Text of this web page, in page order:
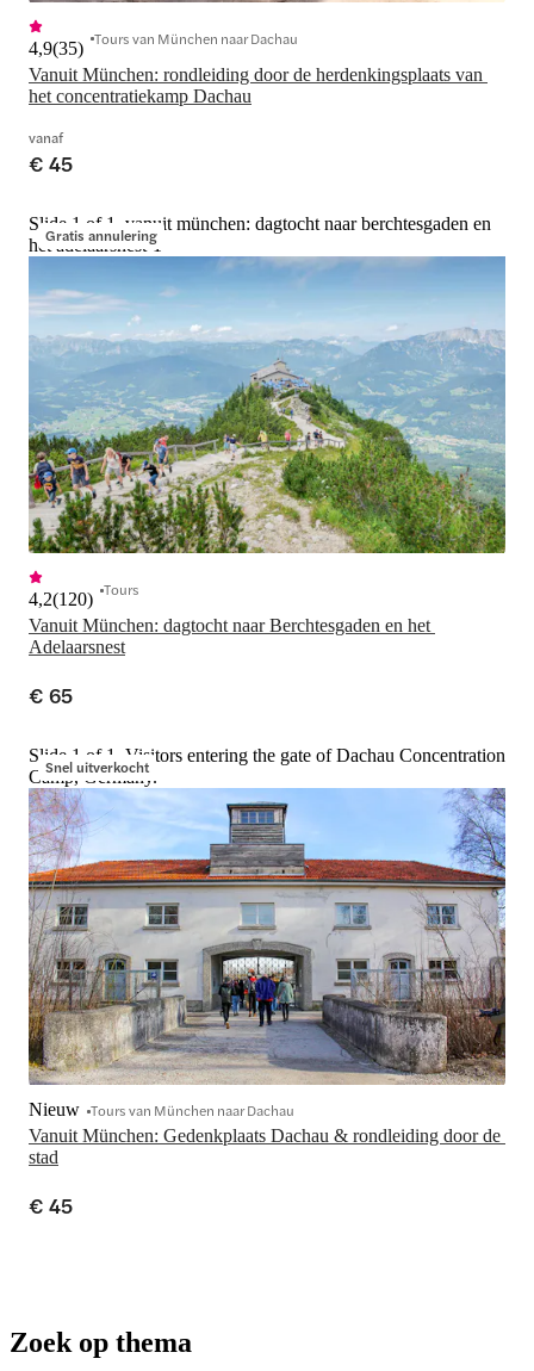
Vanuit München: rondleiding door de herdenkingsplaats van
het concentratiekamp Dachau
4,9(35) Tours van München naar Dachau
vanaf
€ 45
Gratis annulering
Slide 1 of 1, vanuit münchen: dagtocht naar berchtesgaden en
het adelaarsnest-1
Vanuit München: dagtocht naar Berchtesgaden en het
Adelaarsnest
4,2(120) Tours
€ 65
Snel uitverkocht
Slide 1 of 1, Visitors entering the gate of Dachau Concentration
Camp, Germany.
Vanuit München: Gedenkplaats Dachau & rondleiding door de
stad
Nieuw Tours van München naar Dachau
€ 45
Zoek op thema